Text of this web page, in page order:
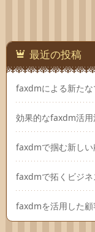
最近の投稿
faxdmによる新た
効果的なfaxdm活用
faxdmで掴む新し
faxdmで拓くビジネ
faxdmを活用した